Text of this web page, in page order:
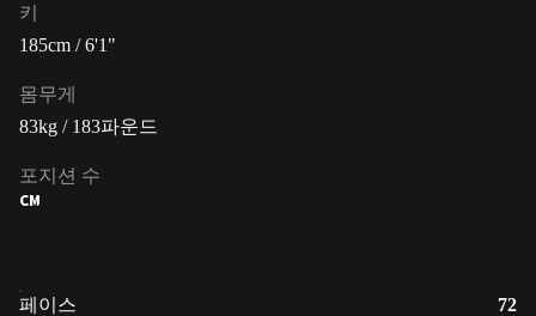
키
185cm / 6'1"
몸무게
83kg / 183파운드
포지션 수
CM
페이스
72